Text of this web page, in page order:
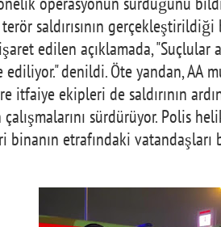
saldırısının gerçekleştirildiği
edilen açıklamada, "Suçlular
denildi. Öte yandan, AA
itfaiye ekipleri de saldırının
sürdürüyor. Polis
etrafındaki vatandaşları